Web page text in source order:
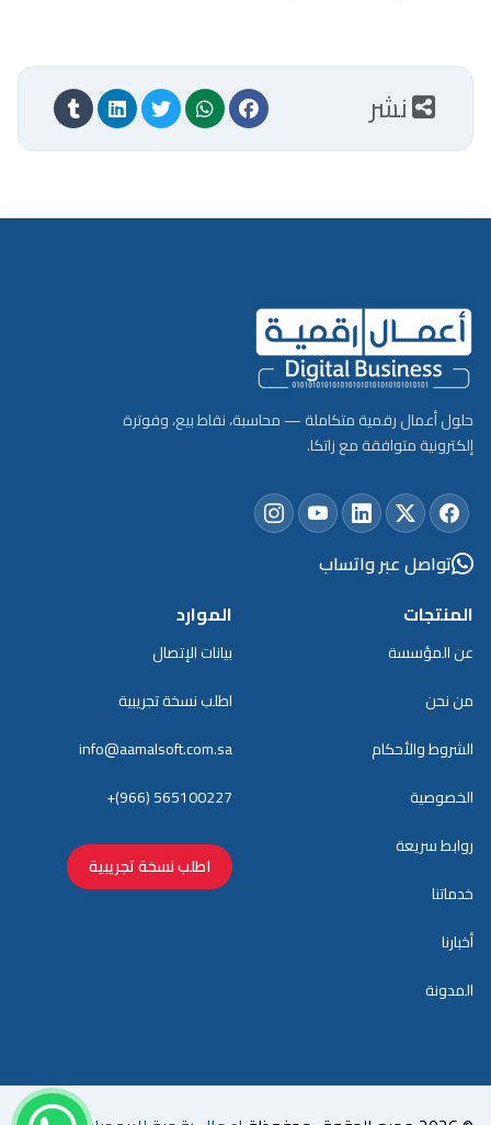
نشر
حلول أعمال رقمية متكاملة — محاسبة، نقاط بيع، وفوترة
إلكترونية متوافقة مع زاتكا.
تواصل عبر واتساب
المنتجات
عن المؤسسة
من نحن
الشروط والأحكام
الخصوصية
روابط سريعة
خدماتنا
أخبارنا
المدونة
الموارد
بيانات الإتصال
اطلب نسخة تجريبية
info@aamalsoft.com.sa
+(966) 565100227
اطلب نسخة تجريبية